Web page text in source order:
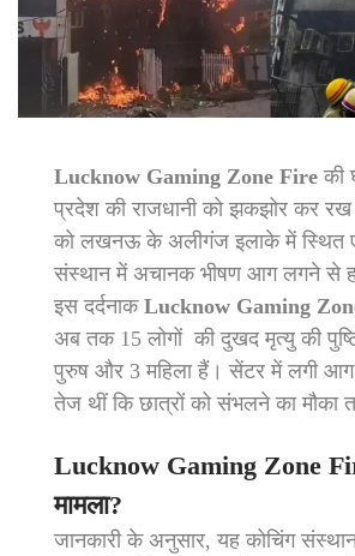
Lucknow Gaming Zone Fire की
प्रदेश की राजधानी को झकझोर कर रख
को लखनऊ के अलीगंज इलाके में स्थित
संस्थान में अचानक भीषण आग लगने से
इस दर्दनाक Lucknow Gaming
अब तक 15 लोगों की दुखद मृत्यु की
पुरुष और 3 महिला हैं। सेंटर में लगी
तेज थीं कि छात्रों को संभलने का मौका
Lucknow Gaming Zone
मामला?
जानकारी के अनुसार, यह कोचिंग